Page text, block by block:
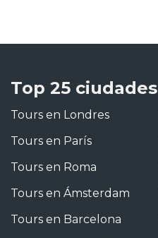
Top 25 ciudades
Tours en Londres
Tours en París
Tours en Roma
Tours en Ámsterdam
Tours en Barcelona